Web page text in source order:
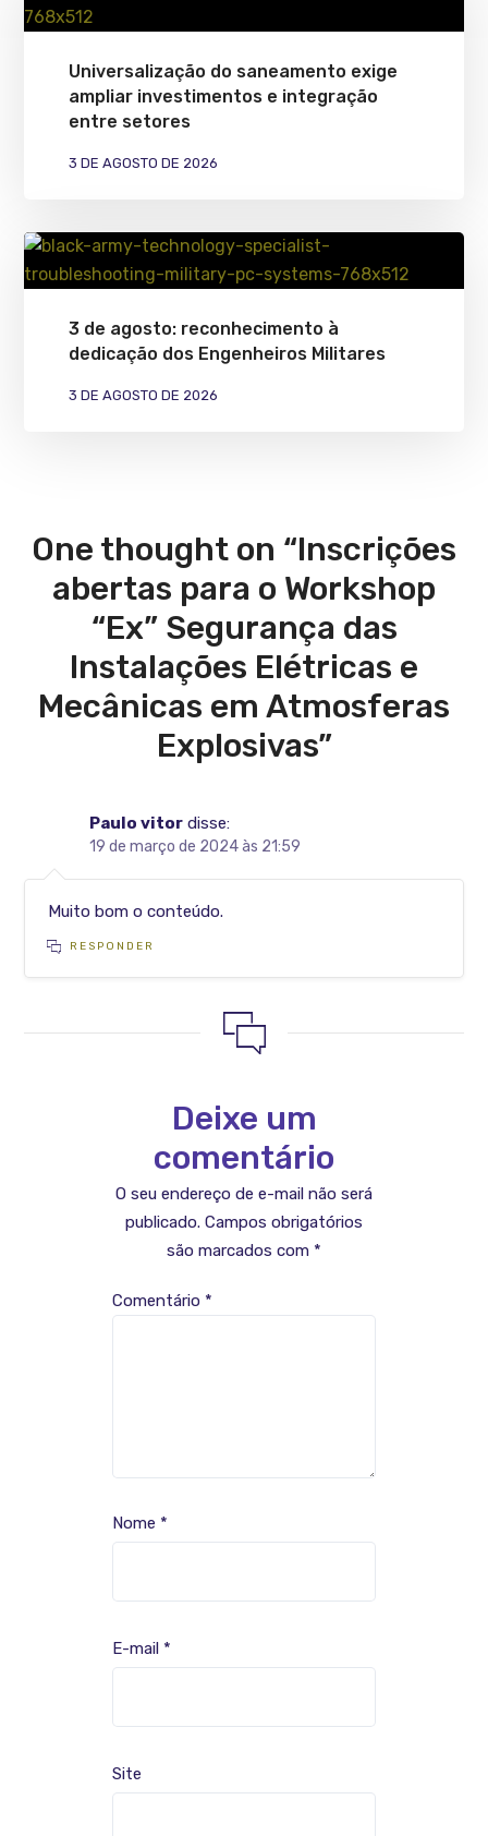
Universalização do saneamento exige
ampliar investimentos e integração
entre setores
3 DE AGOSTO DE 2026
3 de agosto: reconhecimento à
dedicação dos Engenheiros Militares
3 DE AGOSTO DE 2026
One thought on “Inscrições
abertas para o Workshop
“Ex” Segurança das
Instalações Elétricas e
Mecânicas em Atmosferas
Explosivas”
Paulo vitor disse:
19 de março de 2024 às 21:59
Muito bom o conteúdo.
RESPONDER
Deixe um
comentário
O seu endereço de e-mail não será
publicado. Campos obrigatórios
são marcados com *
Comentário *
Nome *
E-mail *
Site